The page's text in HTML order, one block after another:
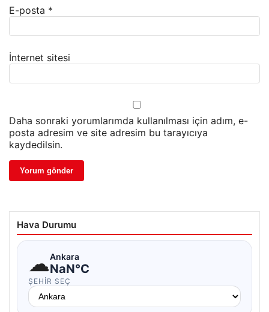
E-posta *
İnternet sitesi
Daha sonraki yorumlarımda kullanılması için adım, e-
posta adresim ve site adresim bu tarayıcıya
kaydedilsin.
Hava Durumu
☁Ankara
NaN°C
ŞEHIR SEÇ